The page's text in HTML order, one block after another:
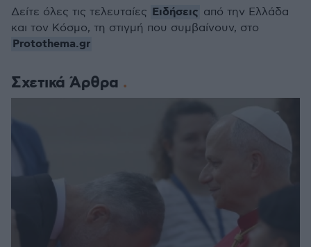
Σχετικά Άρθρα
Δείτε όλες τις τελευταίες Ειδήσεις από την Ελλάδα
και τον Κόσμο, τη στιγμή που συμβαίνουν, στο
Protothema.gr